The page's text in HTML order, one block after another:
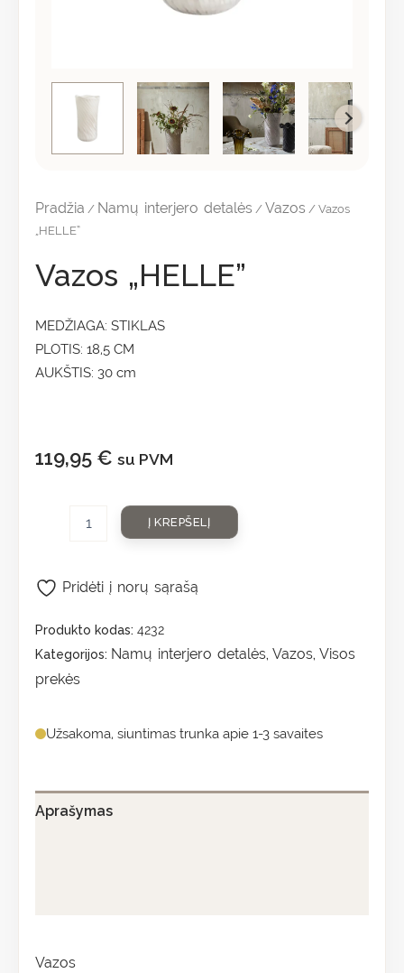
Pradžia / Namų interjero detalės /Vazos / Vazos
„HELLE”
Vazos „HELLE”
MEDŽIAGA: STIKLAS
PLOTIS: 18,5 CM
AUKŠTIS: 30 cm
119,95 € su PVM
Į KREPŠELĮ
Produkto kodas: 4232
Kategorijos: Namų interjero detalės, Vazos, Visos
prekės
Užsakoma, siuntimas trunka apie 1-3 savaites
Pridėti į norų sąrašą
Aprašymas
Vazos